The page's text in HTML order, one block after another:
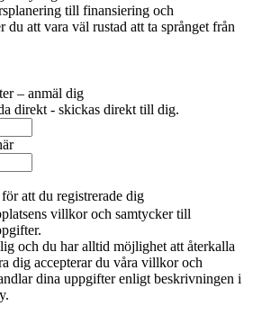
till finansiering och
du att vara väl rustad att ta språnget från
– anmäl dig
direkt - skickas direkt till dig.
att du registrerade dig
villkor och samtycker till
och du har alltid möjlighet att återkalla
dig accepterar du våra villkor och
dina uppgifter enligt beskrivningen i